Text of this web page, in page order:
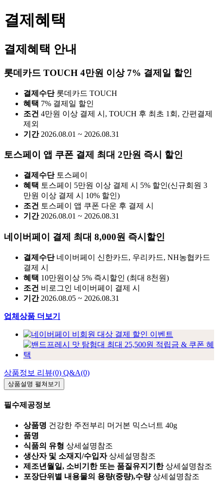
결제혜택
결제혜택 안내
롯데카드 TOUCH 4만원 이상 7% 결제일 할인
결제수단 롯데카드 TOUCH
혜택 7% 결제일 할인
조건 4만원 이상 결제 시, TOUCH 후 최초 1회, 간편결제
제외
기간 2026.08.01 ~ 2026.08.31
토스페이 앱 쿠폰 결제 최대 2만원 즉시 할인
결제수단 토스페이
혜택 토스페이 5만원 이상 결제 시 5% 할인(신규회원 3
만원 이상 결제 시 10% 할인)
조건 토스페이 앱 쿠폰 다운 후 결제 시
기간 2026.08.01 ~ 2026.08.31
네이버페이 결제 최대 8,000원 즉시할인
결제수단 네이버페이 신한카드, 우리카드, NH농협카드
결제 시
혜택 10만원이상 5% 즉시할인 (최대 8천원)
조건 비로그인 네이버페이 결제 시
기간 2026.08.05 ~ 2026.08.31
업체상품 더보기
상품정보 리뷰(0) Q&A(0)
상품설명 펼쳐보기
필수제공정보
상품명 건강한 주전부리 머거본 믹스너트 40g
품명
식품의 유형 상세설명참조
생산자 및 소재지/수입자 상세설명참조
제조년월일, 소비기한 또는 품질유지기한 상세설명참조
포장단위별 내용물의 용량(중량),수량 상세설명참조